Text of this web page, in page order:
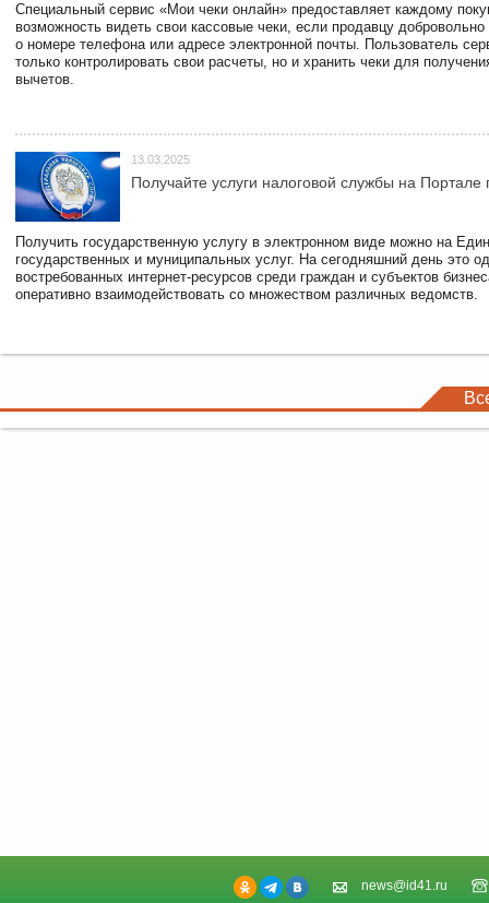
Специальный сервис «Мои чеки онлайн» предоставляет каждому
возможность видеть свои кассовые чеки, если продавцу
о номере телефона или адресе электронной почты. Пользователь
только контролировать свои расчеты, но и хранить чеки для
вычетов.
13.03.2025
Получайте услуги налоговой службы на Портале
Получить государственную услугу в электронном виде можно на
государственных и муниципальных услуг. На сегодняшний день это
востребованных интернет-ресурсов среди граждан и субъектов
оперативно взаимодействовать со множеством различных ведомств.
news@id41.ru